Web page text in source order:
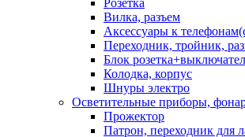
Розетка
Вилка, разъем
Аксессуары к
Переходник, тройник,
Блок
Колодка, корпус
Шнуры электро
Осветительные приборы,
Прожектор
Патрон, переходник для